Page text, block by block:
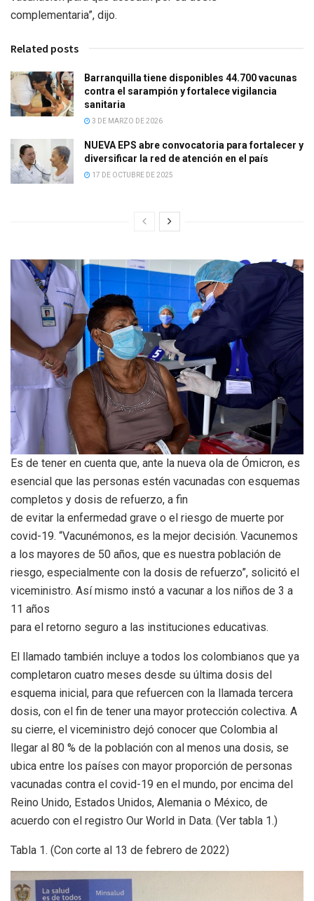
complementaria”, dijo.
Related posts
Barranquilla tiene disponibles 44.700 vacunas
contra el sarampión y fortalece vigilancia
sanitaria
3 DE MARZO DE 2026
NUEVA EPS abre convocatoria para fortalecer y
diversificar la red de atención en el país
17 DE OCTUBRE DE 2025
Es de tener en cuenta que, ante la nueva ola de Ómicron, es
esencial que las personas estén vacunadas con esquemas
completos y dosis de refuerzo, a fin
de evitar la enfermedad grave o el riesgo de muerte por
covid-19. “Vacunémonos, es la mejor decisión. Vacunemos
a los mayores de 50 años, que es nuestra población de
riesgo, especialmente con la dosis de refuerzo”, solicitó el
viceministro. Así mismo instó a vacunar a los niños de 3 a
11 años
para el retorno seguro a las instituciones educativas.
El llamado también incluye a todos los colombianos que ya
completaron cuatro meses desde su última dosis del
esquema inicial, para que refuercen con la llamada tercera
dosis, con el fin de tener una mayor protección colectiva. A
su cierre, el viceministro dejó conocer que Colombia al
llegar al 80 % de la población con al menos una dosis, se
ubica entre los países con mayor proporción de personas
vacunadas contra el covid-19 en el mundo, por encima del
Reino Unido, Estados Unidos, Alemania o México, de
acuerdo con el registro Our World in Data. (Ver tabla 1.)
Tabla 1. (Con corte al 13 de febrero de 2022)